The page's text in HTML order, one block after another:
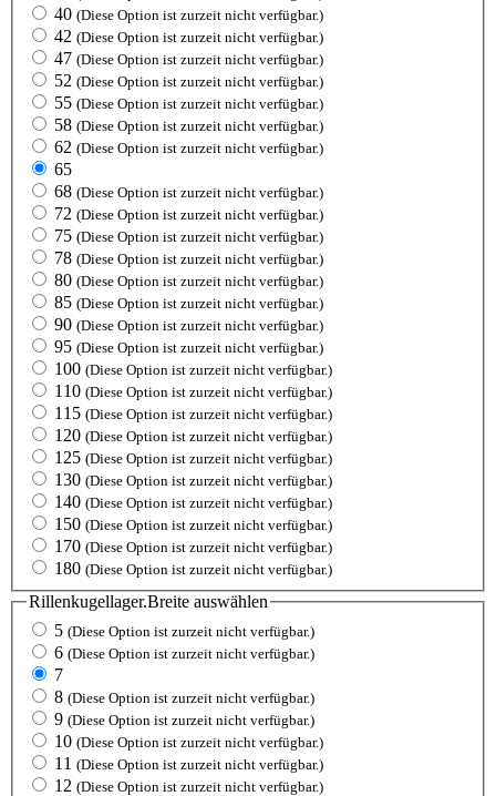
40 (Diese Option ist zurzeit nicht verfügbar.)
42 (Diese Option ist zurzeit nicht verfügbar.)
47 (Diese Option ist zurzeit nicht verfügbar.)
52 (Diese Option ist zurzeit nicht verfügbar.)
55 (Diese Option ist zurzeit nicht verfügbar.)
58 (Diese Option ist zurzeit nicht verfügbar.)
62 (Diese Option ist zurzeit nicht verfügbar.)
65
68 (Diese Option ist zurzeit nicht verfügbar.)
72 (Diese Option ist zurzeit nicht verfügbar.)
75 (Diese Option ist zurzeit nicht verfügbar.)
78 (Diese Option ist zurzeit nicht verfügbar.)
80 (Diese Option ist zurzeit nicht verfügbar.)
85 (Diese Option ist zurzeit nicht verfügbar.)
90 (Diese Option ist zurzeit nicht verfügbar.)
95 (Diese Option ist zurzeit nicht verfügbar.)
100 (Diese Option ist zurzeit nicht verfügbar.)
110 (Diese Option ist zurzeit nicht verfügbar.)
115 (Diese Option ist zurzeit nicht verfügbar.)
120 (Diese Option ist zurzeit nicht verfügbar.)
125 (Diese Option ist zurzeit nicht verfügbar.)
130 (Diese Option ist zurzeit nicht verfügbar.)
140 (Diese Option ist zurzeit nicht verfügbar.)
150 (Diese Option ist zurzeit nicht verfügbar.)
170 (Diese Option ist zurzeit nicht verfügbar.)
180 (Diese Option ist zurzeit nicht verfügbar.)
Rillenkugellager.Breite auswählen
5 (Diese Option ist zurzeit nicht verfügbar.)
6 (Diese Option ist zurzeit nicht verfügbar.)
7
8 (Diese Option ist zurzeit nicht verfügbar.)
9 (Diese Option ist zurzeit nicht verfügbar.)
10 (Diese Option ist zurzeit nicht verfügbar.)
11 (Diese Option ist zurzeit nicht verfügbar.)
12 (Diese Option ist zurzeit nicht verfügbar.)